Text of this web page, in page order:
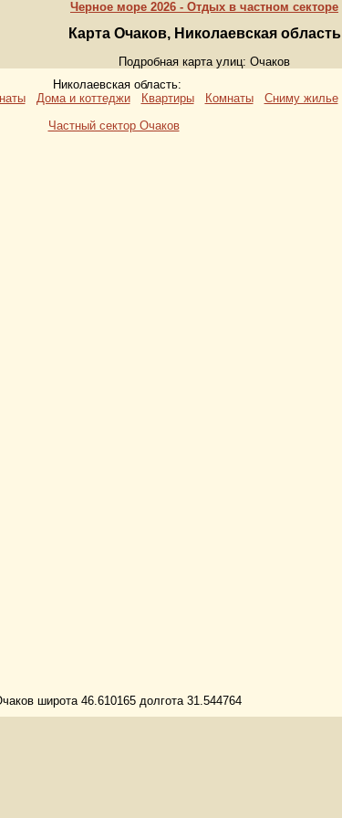
Черное море 2026 - Отдых в частном секторе
Карта Очаков, Николаевская область
Подробная карта улиц: Очаков
Николаевская область:
Дома и коттеджи Квартиры Комнаты
Сниму жилье
Частный сектор Очаков
широта 46.610165 долгота 31.544764